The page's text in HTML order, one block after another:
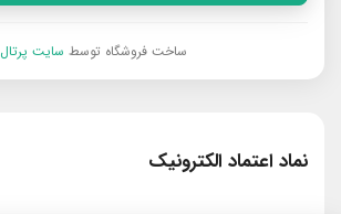
ساخت فروشگاه توسط سایت پرتال
نماد اعتماد الکترونیک